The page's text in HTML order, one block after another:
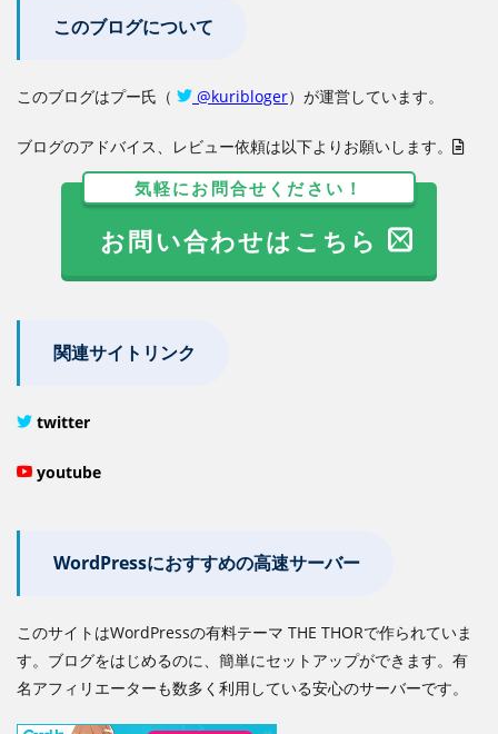
このブログについて
このブログはプー氏（ @kuribloger）が運営しています。
ブログのアドバイス、レビュー依頼は以下よりお願いします。
気軽にお問合せください！
お問い合わせはこちら
関連サイトリンク
twitter
youtube
WordPressにおすすめの高速サーバー
このサイトはWordPressの有料テーマ THE THORで作られていま
す。ブログをはじめるのに、簡単にセットアップができます。有
名アフィリエーターも数多く利用している安心のサーバーです。